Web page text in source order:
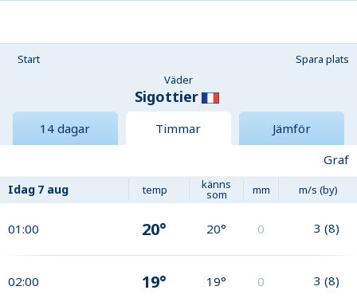
Start
Spara plats
Väder
Sigottier
14 dagar Timmar
Jämför
Graf
Idag 7 aug temp känns
som mm m/s (by)
01:00 20° 20° 0 3 (8)
02:00 19° 19° 0 3 (8)